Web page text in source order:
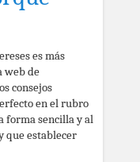
es más
web de
consejos
en el rubro
forma sencilla y al
que establecer